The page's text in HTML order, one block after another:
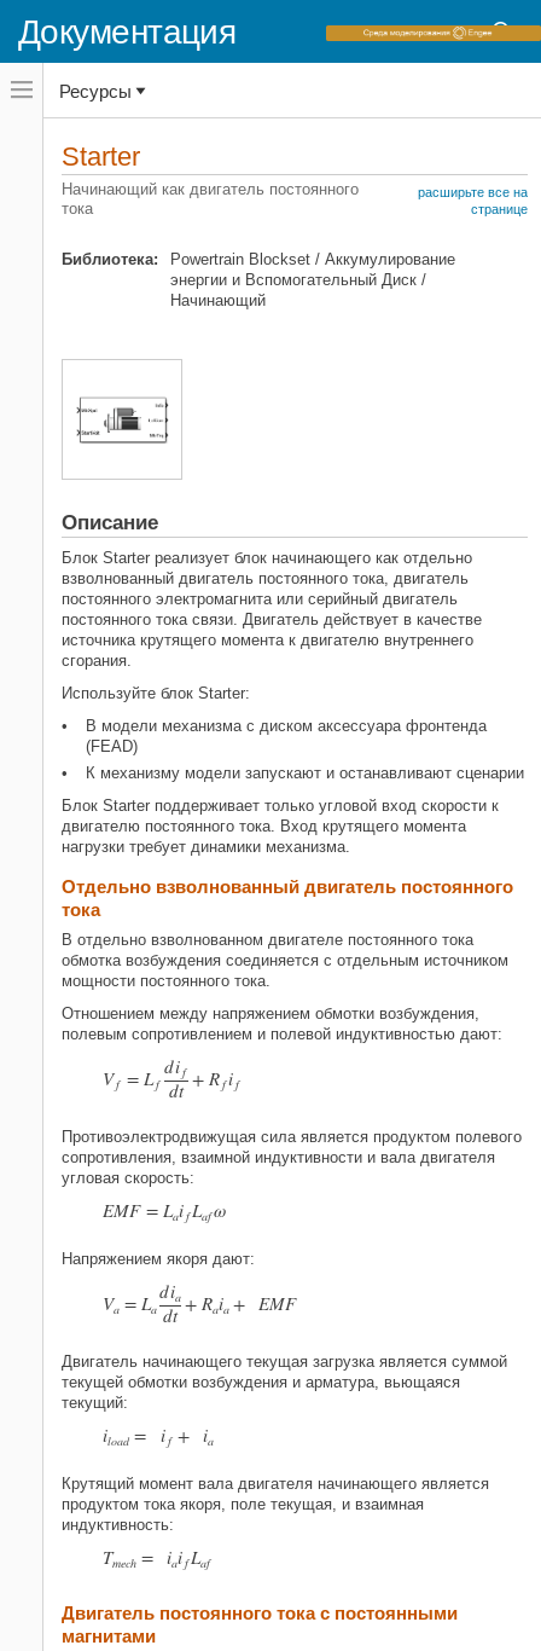
Документация
Переключатель
навигационного
меню
переключатель
навигационного
Powertrain Blockset
Аккумулирование энергии
Starter
НА ЭТОЙ СТРАНИЦЕ
Примеры модели
Смотрите также
Ресурсы
Starter
Начинающий как двигатель постоянного
тока
расширьте все на
странице
Библиотека:
Powertrain Blockset / Аккумулирование
энергии и Вспомогательный Диск /
Начинающий
Описание
Блок Starter реализует блок начинающего как отдельно
взволнованный двигатель постоянного тока, двигатель
постоянного электромагнита или серийный двигатель
постоянного тока связи. Двигатель действует в качестве
источника крутящего момента к двигателю внутреннего
сгорания.
Используйте блок Starter:
В модели механизма с диском аксессуара фронтенда
(FEAD)
К механизму модели запускают и останавливают сценарии
Блок Starter поддерживает только угловой вход скорости к
двигателю постоянного тока. Вход крутящего момента
нагрузки требует динамики механизма.
Отдельно взволнованный двигатель постоянного
тока
В отдельно взволнованном двигателе постоянного тока
обмотка возбуждения соединяется с отдельным источником
мощности постоянного тока.
Отношением между напряжением обмотки возбуждения,
полевым сопротивлением и полевой индуктивностью дают:
Vf =Lf
dif
dt +Rfif
Противоэлектродвижущая сила является продуктом полевого
сопротивления, взаимной индуктивности и вала двигателя
угловая скорость:
EMF =LaifLafω
Напряжением якоря дают:
Va =La
dia
dt +Raia + EMF
Двигатель начинающего текущая загрузка является суммой
текущей обмотки возбуждения и арматура, вьющаяся
текущий:
iload = if + ia
Крутящий момент вала двигателя начинающего является
продуктом тока якоря, поле текущая, и взаимная
индуктивность:
Tmech = iaifLaf
Двигатель постоянного тока с постоянными
магнитами